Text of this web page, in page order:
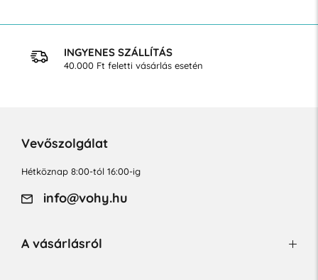
INGYENES SZÁLLÍTÁS
40.000 Ft feletti vásárlás esetén
Vevőszolgálat
Hétköznap 8:00-tól 16:00-ig
info@vohy.hu
A vásárlásról